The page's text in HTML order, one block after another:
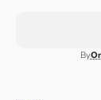
By